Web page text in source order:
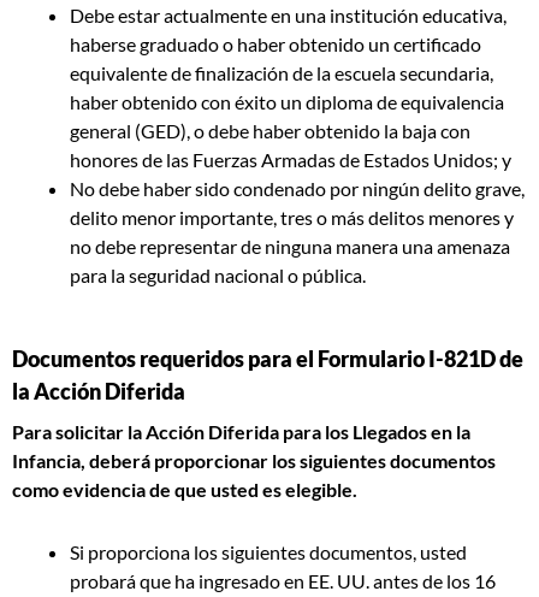
Debe estar actualmente en una institución educativa,
haberse graduado o haber obtenido un certificado
equivalente de finalización de la escuela secundaria,
haber obtenido con éxito un diploma de equivalencia
general (GED), o debe haber obtenido la baja con
honores de las Fuerzas Armadas de Estados Unidos; y
No debe haber sido condenado por ningún delito grave,
delito menor importante, tres o más delitos menores y
no debe representar de ninguna manera una amenaza
para la seguridad nacional o pública.
Documentos requeridos para el Formulario I-821D de
la Acción Diferida
Para solicitar la Acción Diferida para los Llegados en la
Infancia, deberá proporcionar los siguientes documentos
como evidencia de que usted es elegible.
Si proporciona los siguientes documentos, usted
probará que ha ingresado en EE. UU. antes de los 16